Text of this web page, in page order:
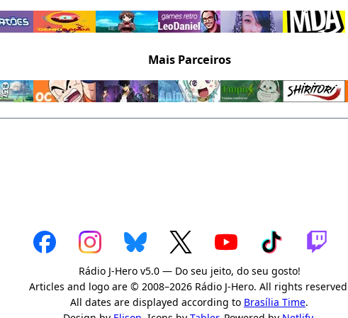
Mais Parceiros
Rádio J-Hero v5.0 — Do seu jeito, do seu gosto!
Articles and logo are © 2008–2026 Rádio J-Hero. All rights
All dates are displayed according to Brasília Time.